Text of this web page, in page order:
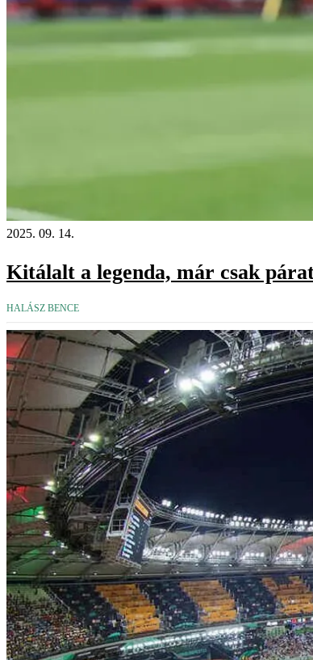
2025. 09. 14.
Kitálalt a legenda, már csak
HALÁSZ BENCE